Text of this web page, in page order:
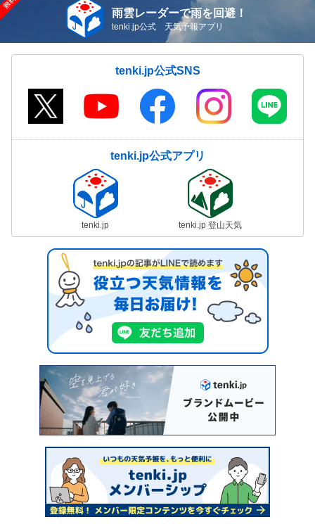
雨雲レーダーで雨を回避！
tenki.jp公式 天気予報アプリ
tenki.jp公式SNS
tenki.jp公式アプリ
tenki.jp tenki.jp 登山天気